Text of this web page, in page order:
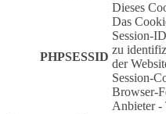
PHPSESSID
Dieses
Das
Session-
zu
der
Session-
Browser-
Anbieter -